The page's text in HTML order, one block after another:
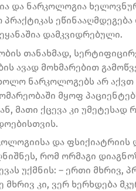
და ნარკოლოგია
დამკვიდრებული.
თანახმად,
ავად მოხმარებით
ნარკოლოგებს არ
მყოფ
მათი ქცევა კი
და ფსიქიატრიის
რომ ორმაგი
უქმნის: – ერთი მხრივ,
მხრივ კი, ვერ ხერხდება